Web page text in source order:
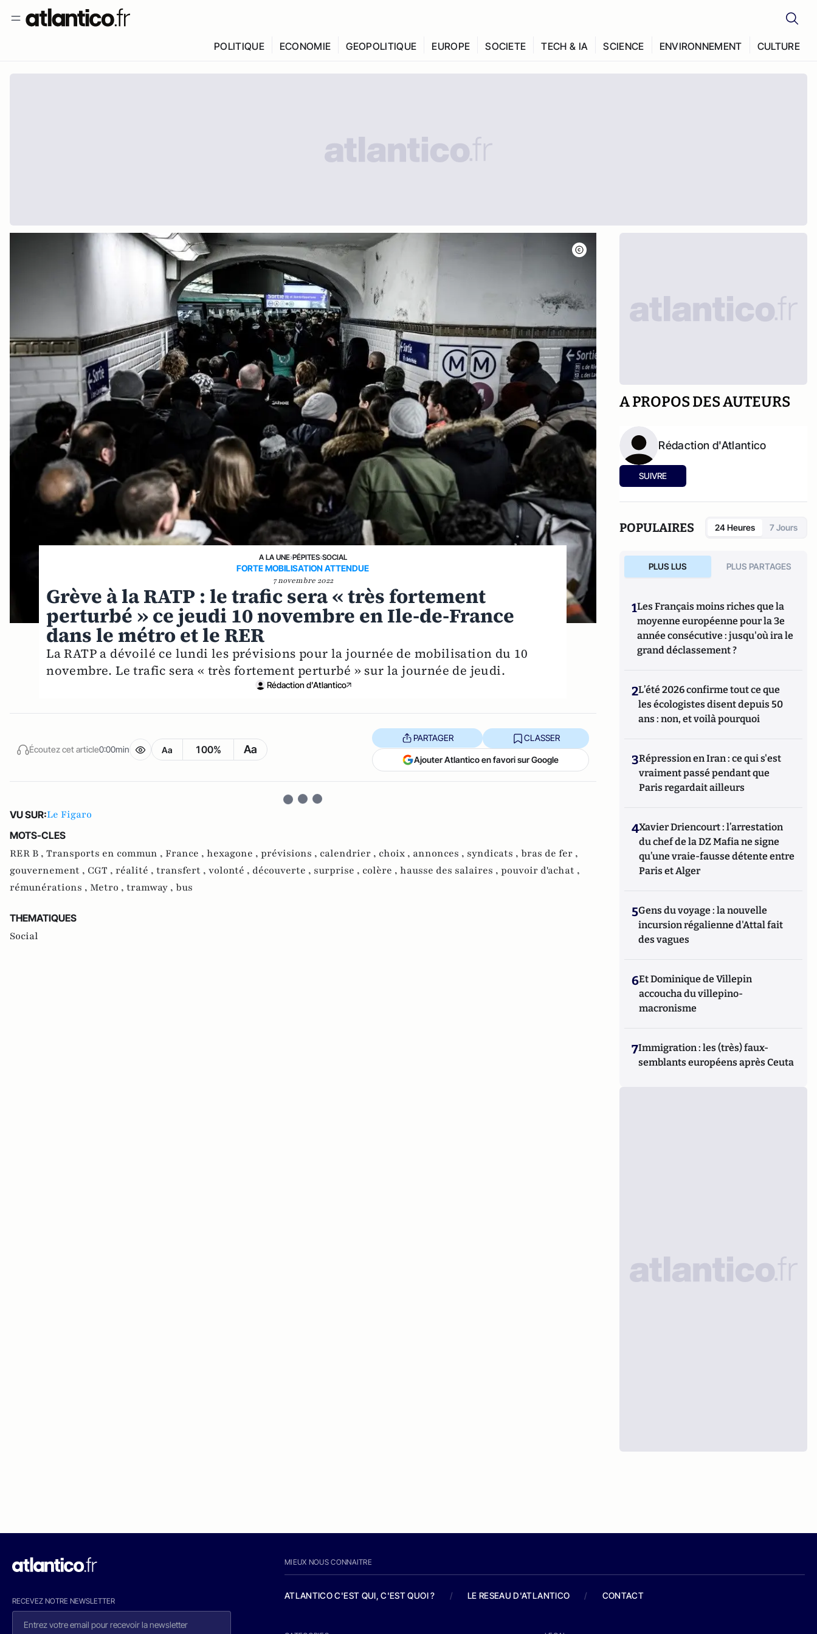
POLITIQUE ECONOMIE GEOPOLITIQUE EUROPE SOCIETE TECH & IA SCIENCE ENVIRONNEMENT CULTURE
A LA UNE›PÉPITES›SOCIAL
FORTE MOBILISATION ATTENDUE
7 novembre 2022
Grève à la RATP : le trafic sera « très fortement
perturbé » ce jeudi 10 novembre en Ile-de-France
dans le métro et le RER
La RATP a dévoilé ce lundi les prévisions pour la journée de mobilisation du 10
novembre. Le trafic sera « très fortement perturbé » sur la journée de jeudi.
Rédaction d'Atlantico
Écoutez cet article0:00min Aa 100% Aa
PARTAGER CLASSER
Ajouter Atlantico en favori sur Google
VU SUR:Le Figaro
MOTS-CLES
RER B , Transports en commun , France , hexagone , prévisions , calendrier , choix , annonces , syndicats , bras de fer ,
gouvernement , CGT , réalité , transfert , volonté , découverte , surprise , colère , hausse des salaires , pouvoir d'achat ,
rémunérations , Metro , tramway , bus
THEMATIQUES
Social
A PROPOS DES AUTEURS
Rédaction d'Atlantico
SUIVRE
POPULAIRES 24 Heures 7 Jours
PLUS LUS PLUS PARTAGES
1Les Français moins riches que la
moyenne européenne pour la 3e
année consécutive : jusqu'où ira le
grand déclassement ?
2L’été 2026 confirme tout ce que
les écologistes disent depuis 50
ans : non, et voilà pourquoi
3Répression en Iran : ce qui s'est
vraiment passé pendant que
Paris regardait ailleurs
4Xavier Driencourt : l’arrestation
du chef de la DZ Mafia ne signe
qu’une vraie-fausse détente entre
Paris et Alger
5Gens du voyage : la nouvelle
incursion régalienne d'Attal fait
des vagues
6Et Dominique de Villepin
accoucha du villepino-
macronisme
7Immigration : les (très) faux-
semblants européens après Ceuta
RECEVEZ NOTRE NEWSLETTER
MIEUX NOUS CONNAITRE
ATLANTICO C'EST QUI, C'EST QUOI ? / LE RESEAU D'ATLANTICO / CONTACT